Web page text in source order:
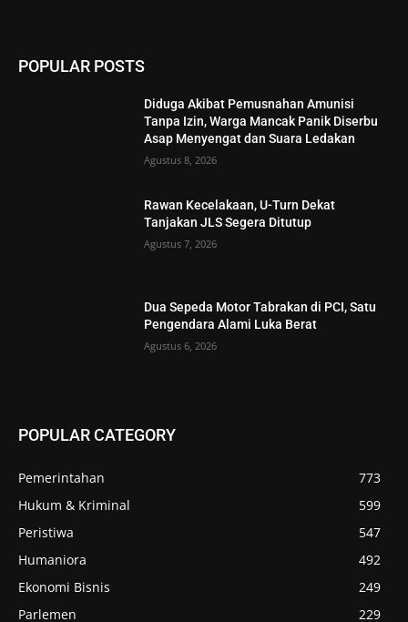
POPULAR POSTS
Diduga Akibat Pemusnahan Amunisi
Tanpa Izin, Warga Mancak Panik Diserbu
Asap Menyengat dan Suara Ledakan
Agustus 8, 2026
Rawan Kecelakaan, U-Turn Dekat
Tanjakan JLS Segera Ditutup
Agustus 7, 2026
Dua Sepeda Motor Tabrakan di PCI, Satu
Pengendara Alami Luka Berat
Agustus 6, 2026
POPULAR CATEGORY
Pemerintahan
773
Hukum & Kriminal
599
Peristiwa
547
Humaniora
492
Ekonomi Bisnis
249
Parlemen
229